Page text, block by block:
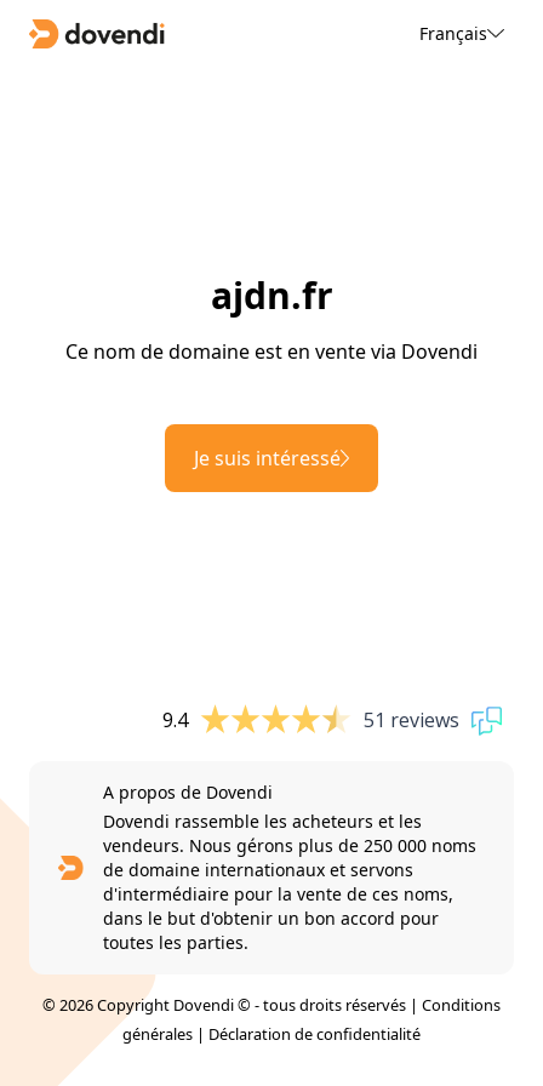
Français
ajdn.fr
Ce nom de domaine est en vente via Dovendi
Je suis intéressé
9.4 51 reviews
A propos de Dovendi
Dovendi rassemble les acheteurs et les
vendeurs. Nous gérons plus de 250 000 noms
de domaine internationaux et servons
d'intermédiaire pour la vente de ces noms,
dans le but d'obtenir un bon accord pour
toutes les parties.
© 2026 Copyright Dovendi © - tous droits réservés | Conditions
générales | Déclaration de confidentialité